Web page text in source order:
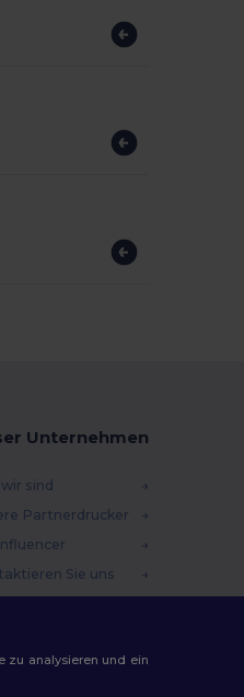
Unternehmen
sind
Partnerdrucker
Sie uns
zu analysieren und ein